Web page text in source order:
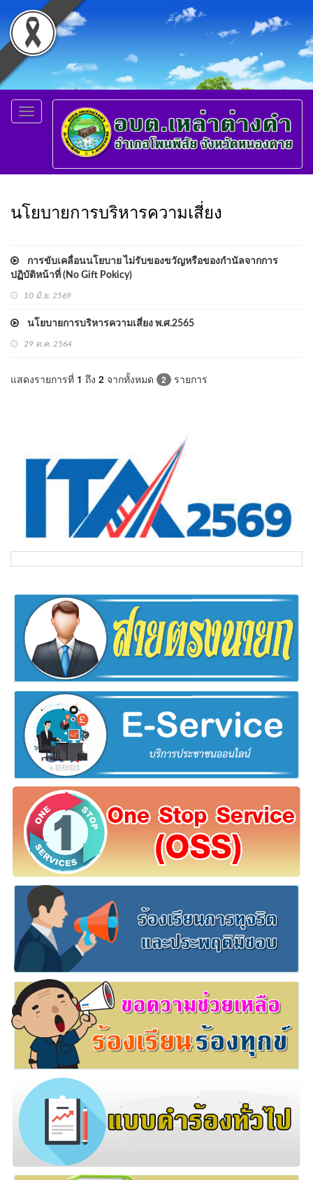
Toggle
navigation
นโยบายการบริหารความเสี่ยง
การขับเคลื่อนนโยบาย ไม่รับของขวัญหรือของกำนัลจากการ
ปฏิบัติหน้าที่ (No Gift Pokicy)
10 มิ.ย. 2569
นโยบายการบริหารความเสี่ยง พ.ศ.2565
29 ต.ค. 2564
แสดงรายการที่ 1 ถึง 2 จากทั้งหมด 2 รายการ